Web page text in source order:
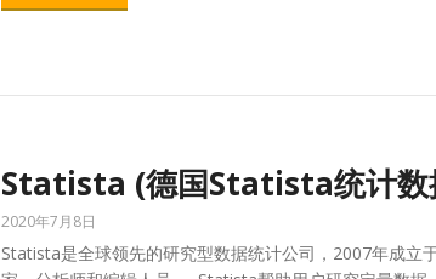
Statista (德国Statista统计数
2020年7月8日
Statista是全球领先的研究型数据统计公司，2007年成立